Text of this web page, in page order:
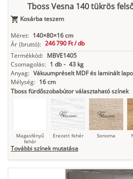
Antracit Matt fekete
Tboss Vesna 140 tükrös
Kosárba teszem
Méret: 140×80×16 cm
Ár (bruttó): 246 790 Ft /db
Termékkód: MBVE1405
Csomagolás: 1 db - 43 kg
Anyag: Vákuumpréselt MDF és laminált
Mélység: 16 cm
Tboss fürdőszobabútor választaható színek
Magasfényű
fehér
Erezett fehér Sonoma
További színek mutatása